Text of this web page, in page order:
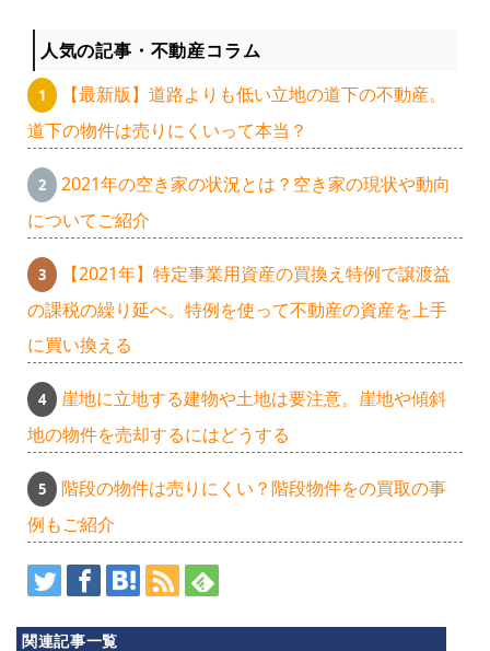
ス
カ
人気の記事・不動産コラム
【最新版】道路よりも低い立地の道下の不動産。
道下の物件は売りにくいって本当？
2021年の空き家の状況とは？空き家の現状や動向
についてご紹介
【2021年】特定事業用資産の買換え特例で譲渡益
の課税の繰り延べ。特例を使って不動産の資産を上手
に買い換える
崖地に立地する建物や土地は要注意。崖地や傾斜
地の物件を売却するにはどうする
階段の物件は売りにくい？階段物件をの買取の事
例もご紹介
関連記事一覧